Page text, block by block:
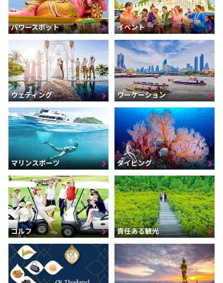
パワースポット イベント
ウェディング ワーケーション
マリンスポーツ ダイビング
ゴルフ 責任ある観光